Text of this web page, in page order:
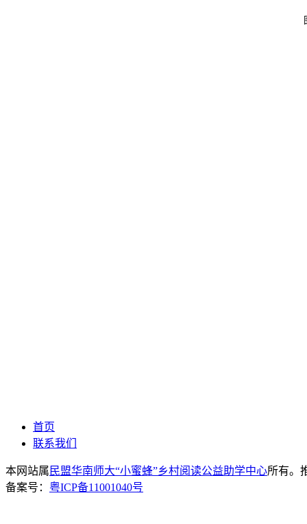
首页
联系我们
本网站属 民盟华南师大“小蜜蜂”乡村阅读公益助学中心所有。
备案号： 粤ICP备11001040号